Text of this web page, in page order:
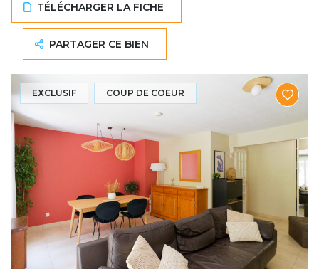
TÉLÉCHARGER LA FICHE
PARTAGER CE BIEN
EXCLUSIF COUP DE COEUR